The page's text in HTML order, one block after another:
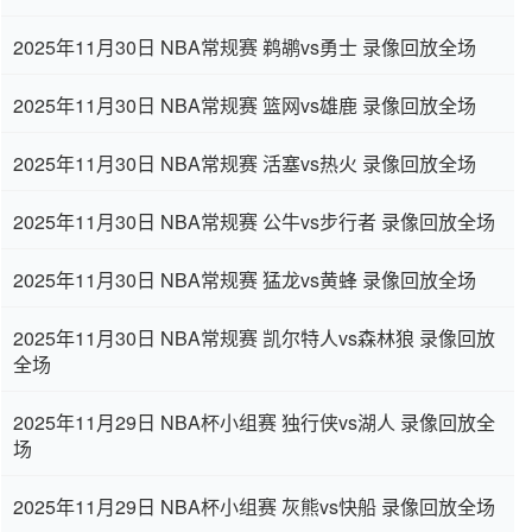
2025年11月30日 NBA常规赛 鹈鹕vs勇士 录像回放全场
2025年11月30日 NBA常规赛 篮网vs雄鹿 录像回放全场
2025年11月30日 NBA常规赛 活塞vs热火 录像回放全场
2025年11月30日 NBA常规赛 公牛vs步行者 录像回放全场
2025年11月30日 NBA常规赛 猛龙vs黄蜂 录像回放全场
2025年11月30日 NBA常规赛 凯尔特人vs森林狼 录像回放
全场
2025年11月29日 NBA杯小组赛 独行侠vs湖人 录像回放全
场
2025年11月29日 NBA杯小组赛 灰熊vs快船 录像回放全场